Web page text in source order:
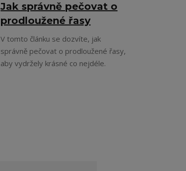
Jak správně pečovat o
prodloužené řasy
V tomto článku se dozvíte, jak
správně pečovat o prodloužené řasy,
aby vydržely krásné co nejdéle.